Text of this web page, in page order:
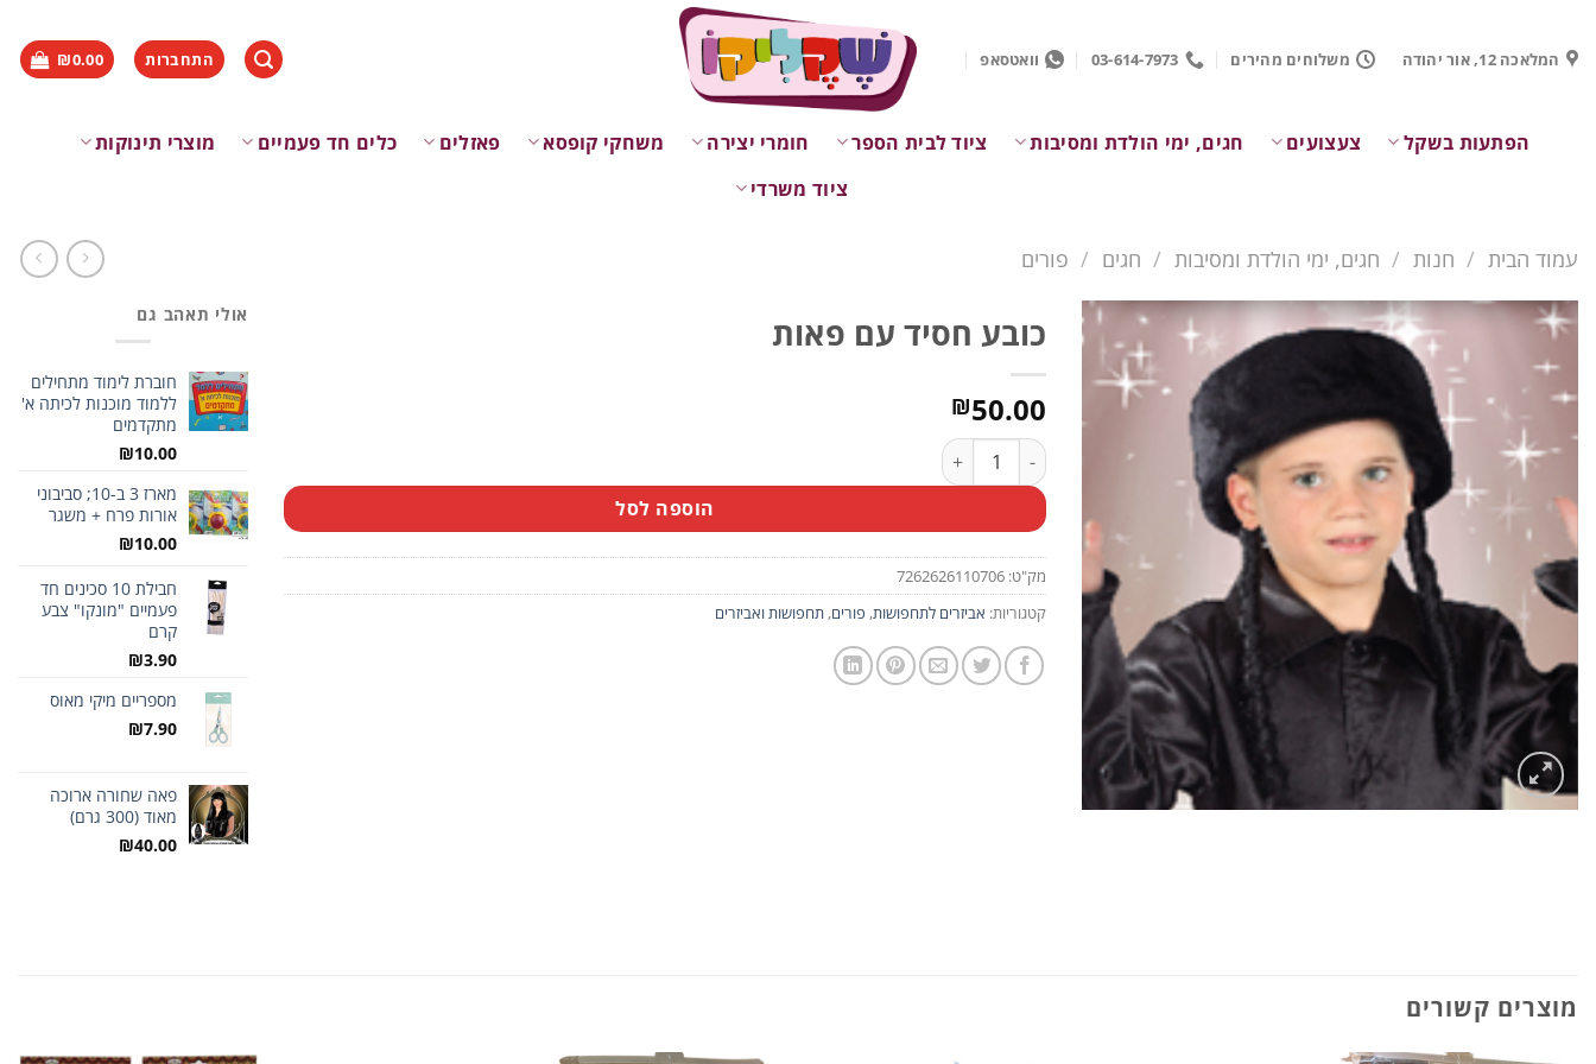
contentהמלאכה 12, אור יהודה משלוחים מהירים 03-614-7973 וואטסאפ התחברות ₪0.00
הפתעות בשקל צעצועים חגים, ימי הולדת ומסיבות ציוד לבית הספר חומרי יצירה משחקי קופסא פאזלים כלים חד פעמיים
מוצרי תינוקות
ציוד משרדי
עמוד הבית / חנות / חגים, ימי הולדת ומסיבות / חגים / פורים
כובע חסיד עם פאות
₪50.00
כמות של כובע חסיד עם פאות
הוספה לסל
מק"ט: 7262626110706
קטגוריות: אביזרים לתחפושות, פורים, תחפושות ואביזרים
אולי תאהב גם
חוברת לימוד מתחילים
ללמוד מוכנות לכיתה א'
מתקדמים
₪10.00
מארז 3 ב-10; סביבוני
אורות פרח + משגר
₪10.00
חבילת 10 סכינים חד
פעמיים "מונקו" צבע
קרם
₪3.90
מספריים מיקי מאוס
₪7.90
פאה שחורה ארוכה
מאוד (300 גרם)
₪40.00
מוצרים קשורים